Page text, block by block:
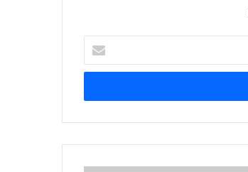
votre
adresse